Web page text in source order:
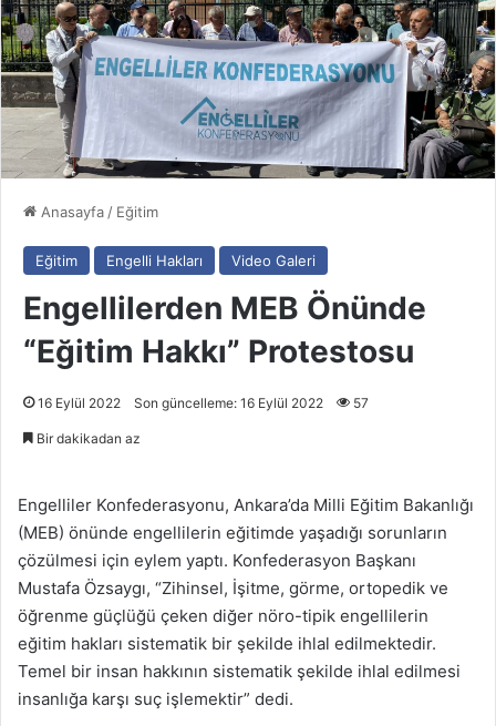
Anasayfa/ Eğitim
Eğitim Engelli Hakları Video Galeri
Engellilerden MEB Önünde
“Eğitim Hakkı” Protestosu
16 Eylül 2022 Son güncelleme: 16 Eylül 2022 57
Bir dakikadan az
Engelliler Konfederasyonu, Ankara’da Milli Eğitim Bakanlığı
(MEB) önünde engellilerin eğitimde yaşadığı sorunların
çözülmesi için eylem yaptı. Konfederasyon Başkanı
Mustafa Özsaygı, “Zihinsel, İşitme, görme, ortopedik ve
öğrenme güçlüğü çeken diğer nöro-tipik engellilerin
eğitim hakları sistematik bir şekilde ihlal edilmektedir.
Temel bir insan hakkının sistematik şekilde ihlal edilmesi
insanlığa karşı suç işlemektir” dedi.